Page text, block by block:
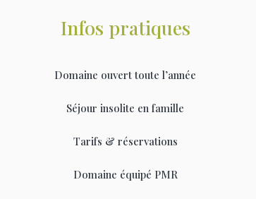
Infos pratiques
Domaine ouvert toute l’année
Séjour insolite en famille
Tarifs & réservations
Domaine équipé PMR